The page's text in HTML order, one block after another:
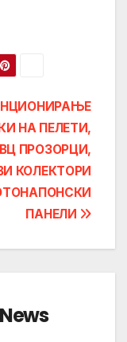
НА ПЕЛЕТИ,
ПРОЗОРЦИ,
КОЛЕКТОРИ
ПАНЕЛИ